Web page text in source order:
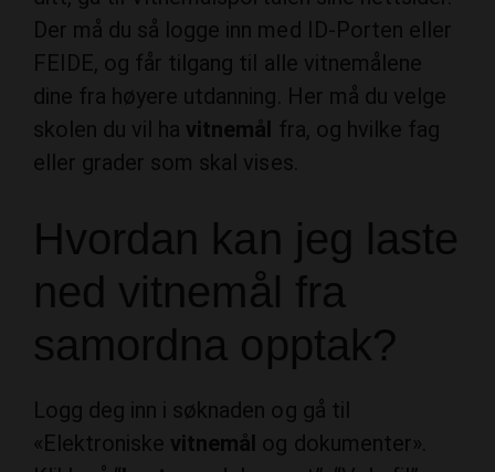
FEIDE, og får tilgang til alle vitnemålene
dine fra høyere utdanning. Her må du velge
skolen du vil ha
vitnemål
fra, og hvilke fag
eller grader som skal vises.
Hvordan kan jeg laste
ned vitnemål fra
samordna opptak?
Logg deg inn i søknaden og gå til
«Elektroniske
vitnemål
og dokumenter».
Klikk på “Last
opp dokument”, “Velg fil” og
trykk “Ok”. Når du har lastet
opp, får du en